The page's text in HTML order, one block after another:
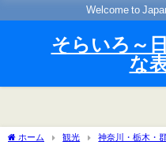
Welcome to
そらいろ～
な
ホーム 観光 神奈川・栃木・